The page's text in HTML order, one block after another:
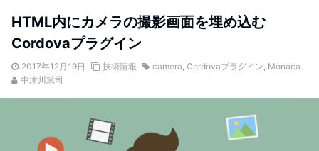
HTML内にカメラの撮影画面を埋め込む
Cordovaプラグイン
2017年12月19日 技術情報 camera, Cordovaプラグイン, Monaca
中津川篤司